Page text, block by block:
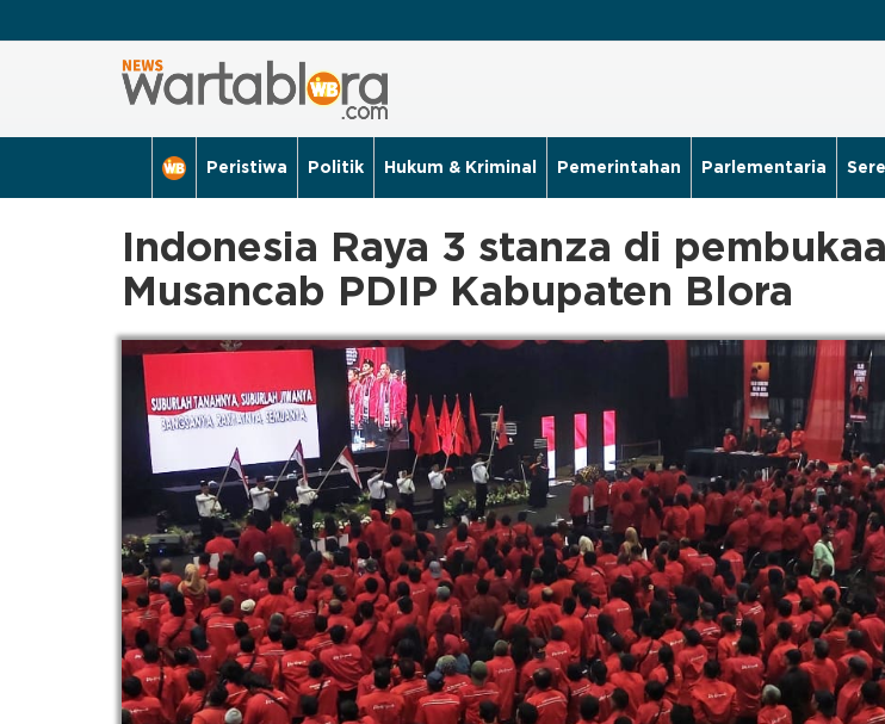
Peristiwa Politik Hukum & Kriminal Pemerintahan Parlementaria
Indonesia Raya 3 stanza di
Musancab PDIP Kabupaten Blora